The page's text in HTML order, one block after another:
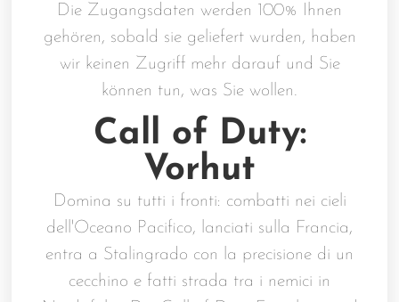
Die Zugangsdaten werden 100% Ihnen
gehören, sobald sie geliefert wurden, haben
wir keinen Zugriff mehr darauf und Sie
können tun, was Sie wollen.
Call of Duty:
Vorhut
Domina su tutti i fronti: combatti nei cieli
dell'Oceano Pacifico, lanciati sulla Francia,
entra a Stalingrado con la precisione di un
cecchino e fatti strada tra i nemici in